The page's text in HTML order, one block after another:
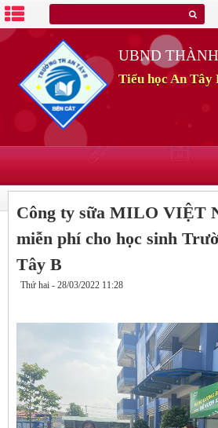
UBND
Tiểu học An Tây
Công ty sữa MILO VIỆT
miễn phí cho học sinh
Tây B
Thứ hai - 28/03/2022 11:28